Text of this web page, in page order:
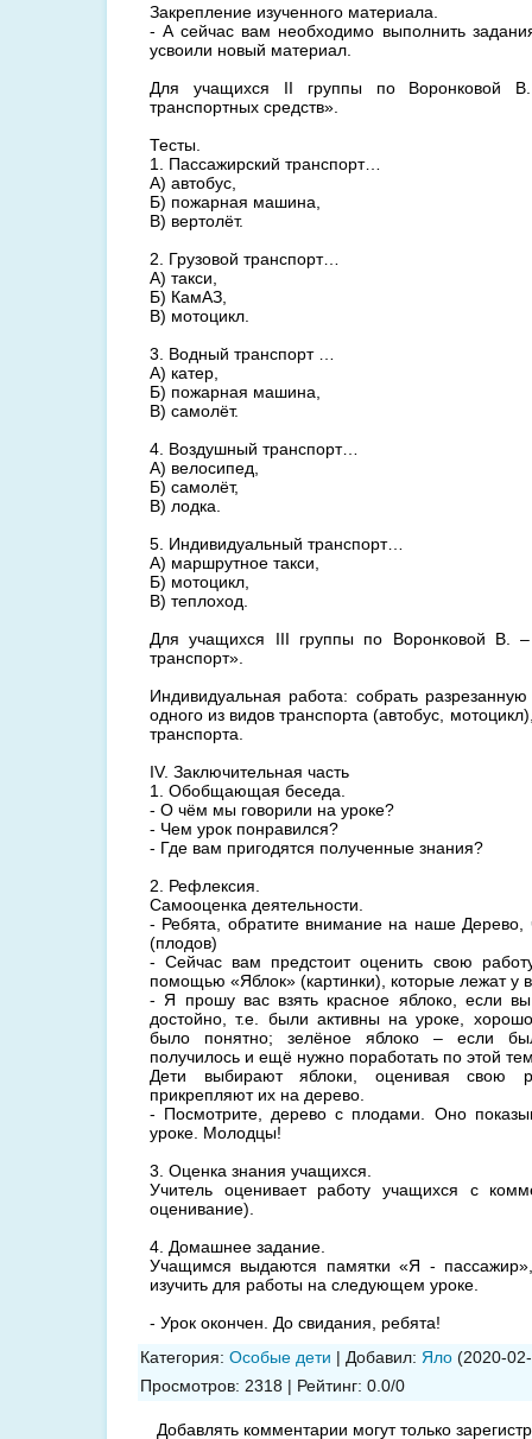
Закрепление изученного материала.
- А сейчас вам необходимо выполнить
усвоили новый материал.
Для учащихся II группы по Воронковой
транспортных средств».
Тесты.
1. Пассажирский транспорт…
А) автобус,
Б) пожарная машина,
В) вертолёт.
2. Грузовой транспорт…
А) такси,
Б) КамАЗ,
В) мотоцикл.
3. Водный транспорт …
А) катер,
Б) пожарная машина,
В) самолёт.
4. Воздушный транспорт…
А) велосипед,
Б) самолёт,
В) лодка.
5. Индивидуальный транспорт…
А) маршрутное такси,
Б) мотоцикл,
В) теплоход.
Для учащихся III группы по Воронковой В.
транспорт».
Индивидуальная работа: собрать
одного из видов транспорта (автобус,
транспорта.
IV. Заключительная часть
1. Обобщающая беседа.
- О чём мы говорили на уроке?
- Чем урок понравился?
- Где вам пригодятся полученные знания?
2. Рефлексия.
Самооценка деятельности.
- Ребята, обратите внимание на наше Дерево,
(плодов)
- Сейчас вам предстоит оценить свою
помощью «Яблок» (картинки), которые лежат у
- Я прошу вас взять красное яблоко, если
достойно, т.е. были активны на уроке,
было понятно; зелёное яблоко – если
получилось и ещё нужно поработать по этой
Дети выбирают яблоки, оценивая свою
прикрепляют их на дерево.
- Посмотрите, дерево с плодами. Оно
уроке. Молодцы!
3. Оценка знания учащихся.
Учитель оценивает работу учащихся с
оценивание).
4. Домашнее задание.
Учащимся выдаются памятки «Я -
изучить для работы на следующем уроке.
- Урок окончен. До свидания, ребята!
Категория: Особые дети | Добавил: Яло (2020-
Просмотров: 2318 | Рейтинг: 0.0/0
Добавлять комментарии могут только